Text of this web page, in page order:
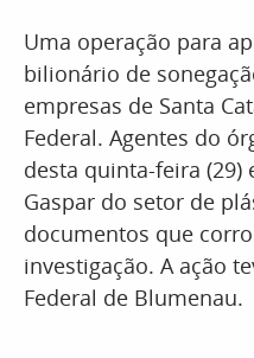
Uma operação para
bilionário de
empresas de Santa
Federal. Agentes do
desta quinta-feira (29)
Gaspar do setor de
documentos que
investigação. A ação
Federal de Blumenau.